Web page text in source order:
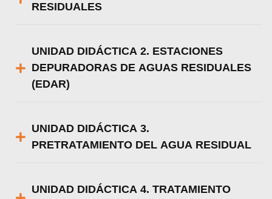
RESIDUALES
UNIDAD DIDÁCTICA 2. ESTACIONES
DEPURADORAS DE AGUAS RESIDUALES
(EDAR)
UNIDAD DIDÁCTICA 3.
PRETRATAMIENTO DEL AGUA RESIDUAL
UNIDAD DIDÁCTICA 4. TRATAMIENTO